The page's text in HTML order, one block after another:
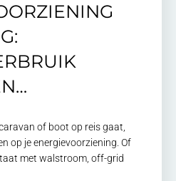
of boot op reis gaat,
op je energievoorziening. Of
met walstroom, off-grid